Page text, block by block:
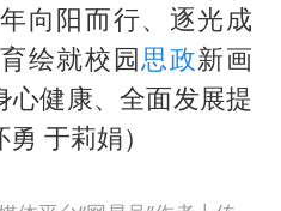
向阳而行、逐光成
绘就校园思政新画
心健康、全面发展提
于莉娟）